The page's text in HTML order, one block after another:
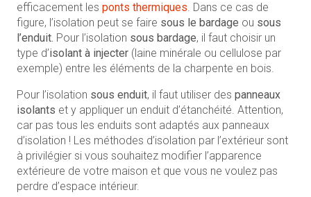
efficacement les ponts thermiques. Dans ce cas de
figure, l’isolation peut se faire sous le bardage ou sous
l’enduit. Pour l’isolation sous bardage, il faut choisir un
type d’isolant à injecter (laine minérale ou cellulose par
exemple) entre les éléments de la charpente en bois.
Pour l’isolation sous enduit, il faut utiliser des panneaux
isolants et y appliquer un enduit d’étanchéité. Attention,
car pas tous les enduits sont adaptés aux panneaux
d’isolation ! Les méthodes d’isolation par l’extérieur sont
à privilégier si vous souhaitez modifier l’apparence
extérieure de votre maison et que vous ne voulez pas
perdre d’espace intérieur.